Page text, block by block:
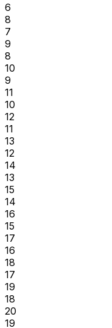
6
8
7
9
8
10
9
11
10
12
11
13
12
14
13
15
14
16
15
17
16
18
17
19
18
20
19